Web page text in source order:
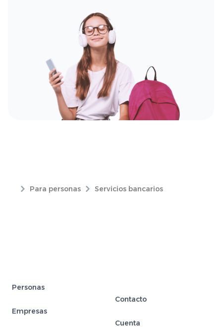
Para personas Servicios bancarios
Personas
Empresas
Contacto
Cuenta